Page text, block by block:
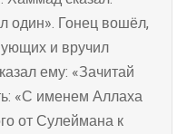
один». Гонец вошёл,
и вручил
ему: «Зачитай
«С именем Аллаха
от Сулеймана к